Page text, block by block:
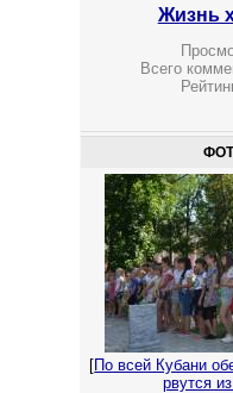
Жизнь
Всего
[По всей Кубани
рвутся